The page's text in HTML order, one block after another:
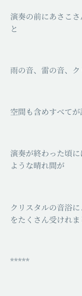
演奏の前にあさこ
と
雨の音、雷の音、ク
空間も含めすべて
演奏が終わった頃
ような晴れ間が
クリスタルの音浴
をたくさん受けれま
*****